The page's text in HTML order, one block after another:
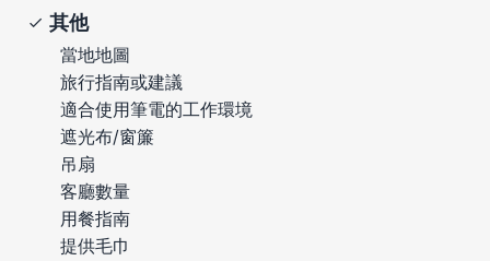
其他
當地地圖
旅行指南或建議
適合使用筆電的工作環境
遮光布/窗簾
吊扇
客廳數量
用餐指南
提供毛巾